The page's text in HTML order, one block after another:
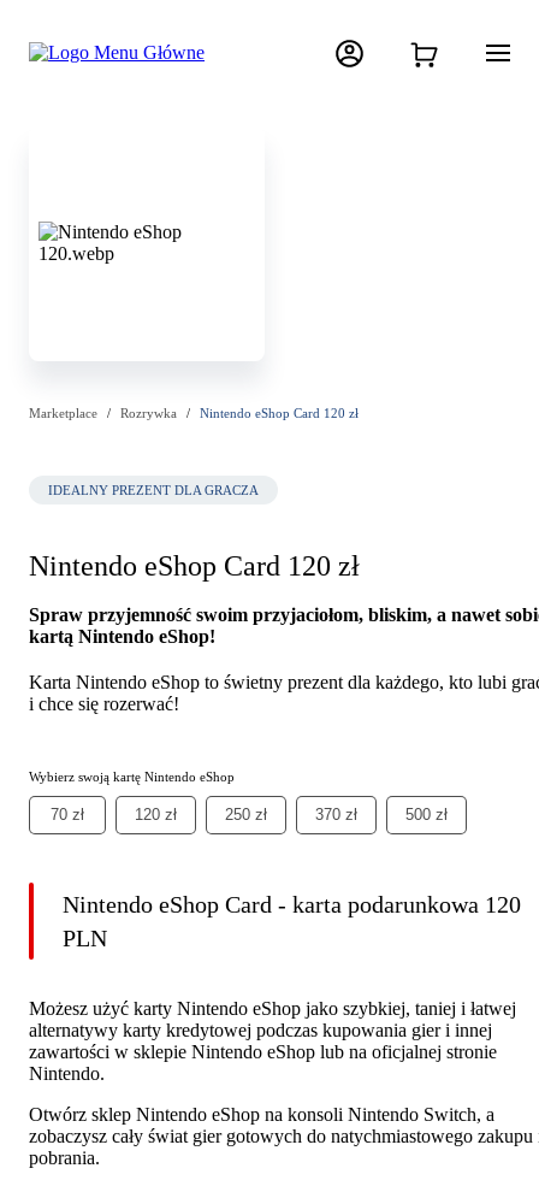
Marketplace Rozrywka Nintendo eShop Card 120 zł
IDEALNY PREZENT DLA GRACZA
Nintendo eShop Card 120 zł
Spraw przyjemność swoim przyjaciołom, bliskim, a nawet
kartą Nintendo eShop!
Karta Nintendo eShop to świetny prezent dla każdego, kto lubi
i chce się rozerwać!
Wybierz swoją kartę Nintendo eShop
70 zł 120 zł 250 zł 370 zł 500 zł
Nintendo eShop Card - karta podarunkowa 120
PLN
Możesz użyć karty Nintendo eShop jako szybkiej, taniej i łatwej
alternatywy karty kredytowej podczas kupowania gier i innej
zawartości w sklepie Nintendo eShop lub na oficjalnej stronie
Nintendo.
Otwórz sklep Nintendo eShop na konsoli Nintendo Switch, a
zobaczysz cały świat gier gotowych do natychmiastowego zakupu
pobrania.